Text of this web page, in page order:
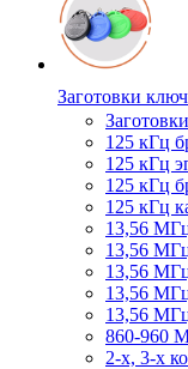
Заготовки
125 кГц
125 кГц
125 кГц
125 кГц
13,56
13,56
13,56
13,56
13,56
860-960
2-х, 3-х